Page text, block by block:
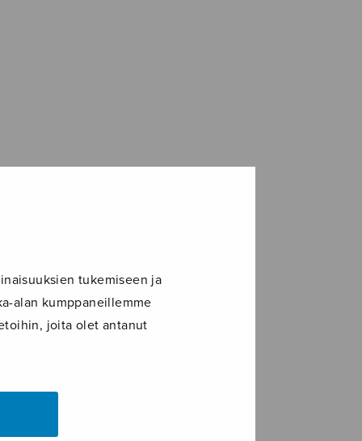
tukemiseen ja
alan kumppaneillemme
joita olet antanut